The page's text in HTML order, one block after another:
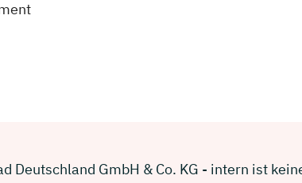
Deutschland GmbH & Co. KG - intern ist